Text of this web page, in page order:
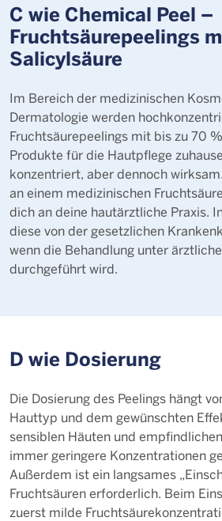
C wie Chemical Peel –
Fruchtsäurepeelings
Salicylsäure
Im Bereich der medizinischen
Dermatologie werden
Fruchtsäurepeelings mit bis zu 70
Produkte für die Hautpflege
konzentriert, aber dennoch
an einem medizinischen
dich an deine hautärztliche Praxis.
diese von der gesetzlichen
wenn die Behandlung unter
durchgeführt wird.
D wie Dosierung
Die Dosierung des Peelings hängt
Hauttyp und dem gewünschten
sensiblen Häuten und
immer geringere Konzentrationen
Außerdem ist ein langsames
Fruchtsäuren erforderlich. Beim
zuerst milde